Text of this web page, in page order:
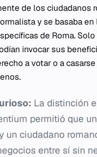
de los ciudadanos
y se basaba
de Roma.
invocar sus
a votar o a
La distinción
permitió que
un ciudadano
entre sí sin